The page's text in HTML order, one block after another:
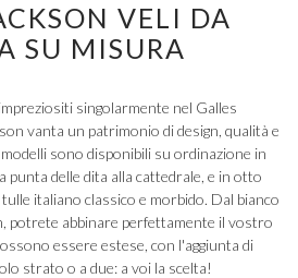
VELI DA
SU MISURA
singolarmente nel Galles
vanta un patrimonio di design, qualità e
sono disponibili su ordinazione in
punta delle dita alla cattedrale, e in otto
italiano classico e morbido. Dal bianco
potrete abbinare perfettamente il vostro
essere estese, con l'aggiunta di
strato o a due: a voi la scelta!